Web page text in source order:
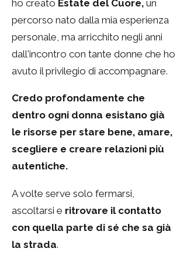
ho creato Estate del Cuore, un
percorso nato dalla mia esperienza
personale, ma arricchito negli anni
dall'incontro con tante donne che ho
avuto il privilegio di accompagnare.
Credo profondamente che
dentro ogni donna esistano già
le risorse per stare bene, amare,
scegliere e creare relazioni più
autentiche.
A volte serve solo fermarsi,
ascoltarsi e ritrovare il contatto
con quella parte di sé che sa già
la strada.